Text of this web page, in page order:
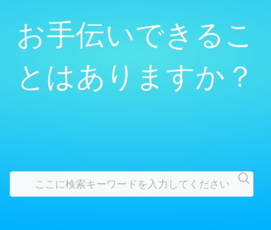
お手伝いできるこ
とはありますか？